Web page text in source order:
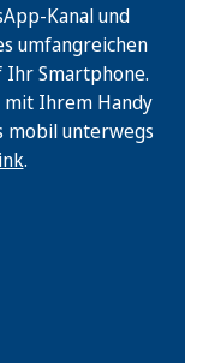
Kanal und
umfangreichen
Smartphone.
mit Ihrem Handy
mobil unterwegs
.